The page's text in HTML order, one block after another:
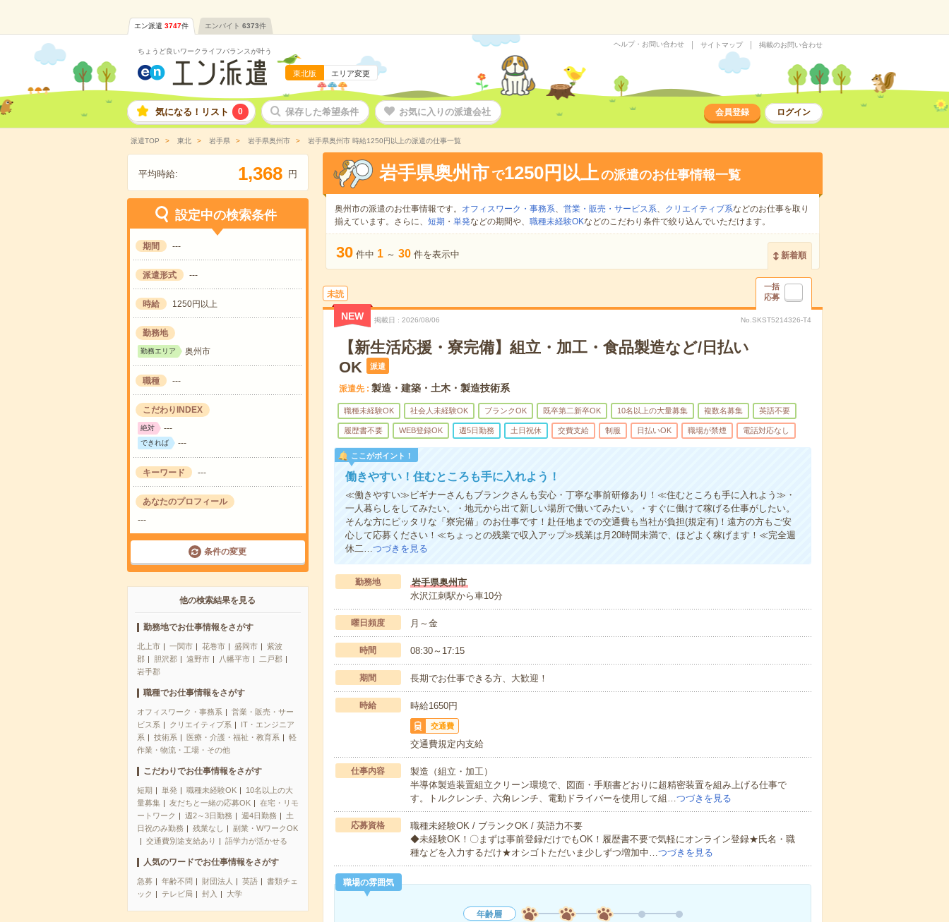
エン派遣 3747件 エンバイト 6373件
ちょうど良いワークライフバランスが叶う
東北版 エリア変更
ヘルプ・お問い合わせ サイトマップ 掲載のお問い合わせ
気になる！リスト 0 保存した希望条件 お気に入りの派遣会社 会員登録 ログイン
派遣TOP 東北 岩手県 岩手県奥州市 岩手県奥州市 時給1250円以上の派遣の仕事一覧
平均時給: 1,368 円
設定中の検索条件
期間 ---
派遣形式 ---
時給 1250円以上
勤務地
勤務エリア 奥州市
職種 ---
こだわりINDEX
絶対 ---
できれば ---
キーワード ---
あなたのプロフィール
---
条件の変更
他の検索結果を見る
勤務地でお仕事情報をさがす
北上市 一関市 花巻市 盛岡市
紫波
郡
胆沢郡 遠野市 八幡平市
二戸郡
岩手郡
職種でお仕事情報をさがす
オフィスワーク・事務系
営業・販売・サー
ビス系
クリエイティブ系
IT・エンジニア
系
技術系 医療・介護・福祉・教育系
軽
作業・物流・工場・その他
こだわりでお仕事情報をさがす
短期 単発 職種未経験OK
10名以上の大
量募集
友だちと一緒の応募OK
在宅・リモ
ートワーク
週2～3日勤務 週4日勤務
土
日祝のみ勤務
残業なし
副業・WワークOK
交通費別途支給あり
語学力が活かせる
人気のワードでお仕事情報をさがす
急募 年齢不問 財団法人 英語
書類チェ
ック
テレビ局 封入 大学
岩手県奥州市 で1250円以上の派遣のお仕事情報一覧
奥州市の派遣のお仕事情報です。 オフィスワーク・事務系、 営業・販売・サービス系、 クリエイティブ系などのお仕事を取り
揃えています。さらに、 短期 ・ 単発などの期間や、 職種未経験OKなどのこだわり条件で絞り込んでいただけます。
30 件中 1 ～ 30 件を表示中 新着順
未読
一括
応募
NEW 掲載日 2026/08/06 No.SKST5214326-T4
【新生活応援・寮完備】組立・加工・食品製造など/日払い
OK
派遣
派遣先 製造・建築・土木・製造技術系
職種未経験OK 社会人未経験OK ブランクOK 既卒第二新卒OK 10名以上の大量募集 複数名募集 英語不要
履歴書不要 WEB登録OK 週5日勤務 土日祝休 交費支給 制服 日払いOK 職場が禁煙 電話対応なし
ここがポイント！
働きやすい！住むところも手に入れよう！
≪働きやすい≫ビギナーさんもブランクさんも安心・丁寧な事前研修あり！≪住むところも手に入れよう≫・
一人暮らしをしてみたい。・地元から出て新しい場所で働いてみたい。・すぐに働けて稼げる仕事がしたい。
そんな方にピッタリな「寮完備」のお仕事です！赴任地までの交通費も当社が負担(規定有)！遠方の方もご安
心して応募ください！≪ちょっとの残業で収入アップ≫残業は月20時間未満で、ほどよく稼げます！≪完全週
休二…つづきを見る
勤務地
岩手県奥州市
水沢江刺駅から車10分
曜日頻度 月～金
時間 08:30～17:15
期間 長期でお仕事できる方、大歓迎！
時給 時給1650円
交通費
交通費規定内支給
仕事内容
製造（組立・加工）
半導体製造装置組立クリーン環境で、図面・手順書どおりに超精密装置を組み上げる仕事で
す。トルクレンチ、六角レンチ、電動ドライバーを使用して組…つづきを見る
応募資格
職種未経験OK / ブランクOK / 英語力不要
◆未経験OK！〇まずは事前登録だけでもOK！履歴書不要で気軽にオンライン登録★氏名・職
種などを入力するだけ★オシゴトただいま少しずつ増加中…つづきを見る
職場の雰囲気
年齢層